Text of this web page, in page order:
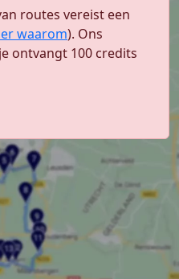
routes vereist een
waarom). Ons
ontvangt 100 credits